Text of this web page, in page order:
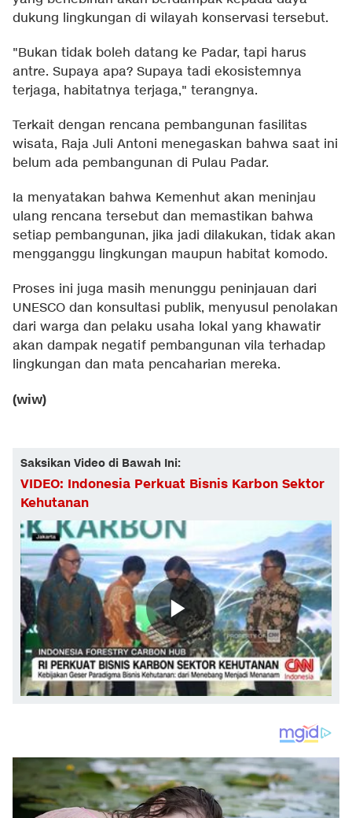
dukung lingkungan di wilayah konservasi tersebut.
"Bukan tidak boleh datang ke Padar, tapi harus
antre. Supaya apa? Supaya tadi ekosistemnya
terjaga, habitatnya terjaga," terangnya.
Terkait dengan rencana pembangunan fasilitas
wisata, Raja Juli Antoni menegaskan bahwa saat ini
belum ada pembangunan di Pulau Padar.
Ia menyatakan bahwa Kemenhut akan meninjau
ulang rencana tersebut dan memastikan bahwa
setiap pembangunan, jika jadi dilakukan, tidak akan
mengganggu lingkungan maupun habitat komodo.
Proses ini juga masih menunggu peninjauan dari
UNESCO dan konsultasi publik, menyusul penolakan
dari warga dan pelaku usaha lokal yang khawatir
akan dampak negatif pembangunan vila terhadap
lingkungan dan mata pencaharian mereka.
(wiw)
Saksikan Video di Bawah Ini:
VIDEO: Indonesia Perkuat Bisnis Karbon Sektor
Kehutanan